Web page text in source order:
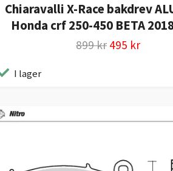
Chiaravalli X-Race bakdrev
Honda crf 250-450 BETA
899 kr 495 kr
I lager